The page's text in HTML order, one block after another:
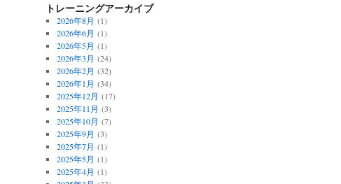
トレーニングアーカイブ
2026年8月 (1)
2026年6月 (1)
2026年5月 (1)
2026年3月 (24)
2026年2月 (32)
2026年1月 (34)
2025年12月 (17)
2025年11月 (3)
2025年10月 (7)
2025年9月 (3)
2025年7月 (1)
2025年5月 (1)
2025年4月 (1)